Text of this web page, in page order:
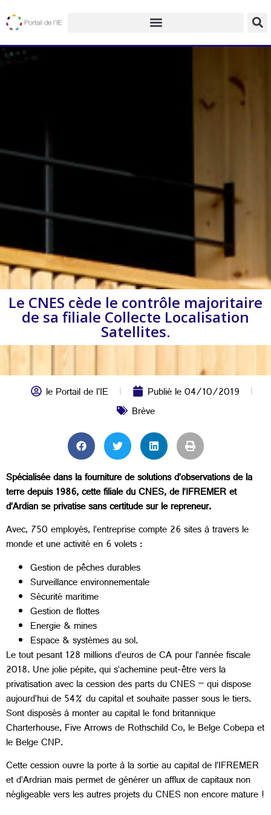
Le CNES cède le contrôle majoritaire
de sa filiale Collecte Localisation
Satellites.
le Portail de l'IE Publié le04/10/2019
Brève
Spécialisée dans la fourniture de solutions d’observations de la
terre depuis 1986, cette filiale du CNES, de l’IFREMER et
d’Ardian se privatise sans certitude sur le repreneur.
Avec, 750 employés, l’entreprise compte 26 sites à travers le
monde et une activité en 6 volets :
Gestion de pêches durables
Surveillance environnementale
Sécurité maritime
Gestion de flottes
Energie & mines
Espace & systèmes au sol.
Le tout pesant 128 millions d’euros de CA pour l’année fiscale
2018. Une jolie pépite, qui s’achemine peut-être vers la
privatisation avec la cession des parts du CNES – qui dispose
aujourd’hui de 54% du capital et souhaite passer sous le tiers.
Sont disposés à monter au capital le fond britannique
Charterhouse, Five Arrows de Rothschild Co, le Belge Cobepa et
le Belge CNP.
Cette cession ouvre la porte à la sortie au capital de l’IFREMER
et d’Ardrian mais permet de générer un afflux de capitaux non
négligeable vers les autres projets du CNES non encore mature !